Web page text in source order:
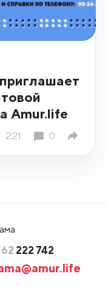
Amur.life
221 0
222 742